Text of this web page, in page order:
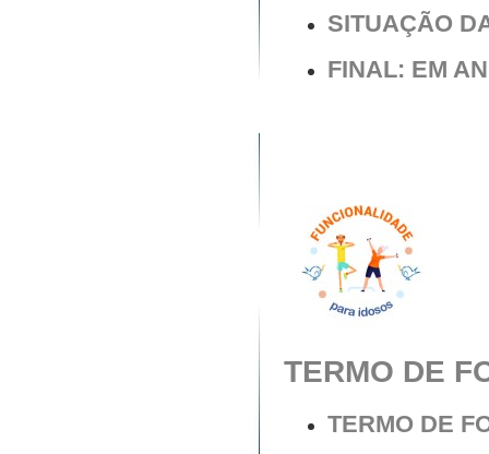
SITUAÇÃO
FINAL: EM
TERMO DE
TERMO DE